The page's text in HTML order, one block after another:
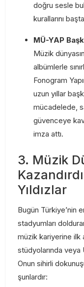
doğru sesle
kurallarını
MÜ-YAP
Müzik
albümlerle
Fonogram
uzun yıllar
mücadelede,
güvenceye
imza attı.
3. Müzik
Yıldızlar
Bugün Türkiye’nin
stadyumları
müzik kariyerine ilk
stüdyolarında veya
Onun sihirli
şunlardır: